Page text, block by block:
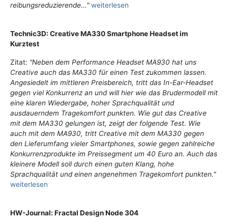
reibungsreduzierende..." weiterlesen
Technic3D: Creative MA330 Smartphone Headset im
Kurztest
Zitat: "Neben dem Performance Headset MA930 hat uns
Creative auch das MA330 für einen Test zukommen lassen.
Angesiedelt im mittleren Preisbereich, tritt das In-Ear-Headset
gegen viel Konkurrenz an und will hier wie das Brudermodell mit
eine klaren Wiedergabe, hoher Sprachqualität und
ausdauerndem Tragekomfort punkten. Wie gut das Creative
mit dem MA330 gelungen ist, zeigt der folgende Test. Wie
auch mit dem MA930, tritt Creative mit dem MA330 gegen
den Lieferumfang vieler Smartphones, sowie gegen zahlreiche
Konkurrenzprodukte im Preissegment um 40 Euro an. Auch das
kleinere Modell soll durch einen guten Klang, hohe
Sprachqualität und einen angenehmen Tragekomfort punkten."
weiterlesen
HW-Journal: Fractal Design Node 304